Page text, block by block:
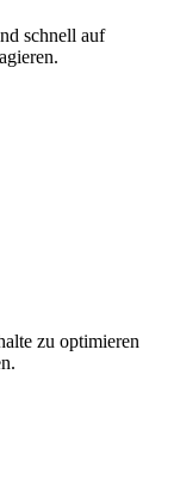
schnell auf
zu optimieren